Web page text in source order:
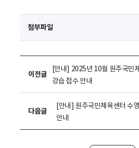
첨부파일
이전글
[안내] 2025년 10월 원주국민
강습 접수 안내
다음글
[안내] 원주국민체육센터 수
안내